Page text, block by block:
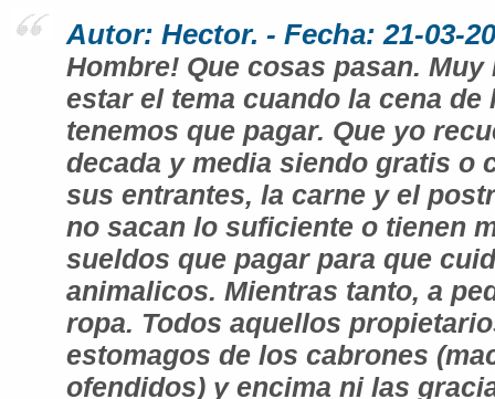
Autor: Hector. - Fecha: 21-03-
Hombre! Que cosas pasan. Muy
estar el tema cuando la cena de
tenemos que pagar. Que yo
decada y media siendo gratis o
sus entrantes, la carne y el
no sacan lo suficiente o tienen
sueldos que pagar para que
animalicos. Mientras tanto, a
ropa. Todos aquellos
estomagos de los cabrones
ofendidos) y encima ni las